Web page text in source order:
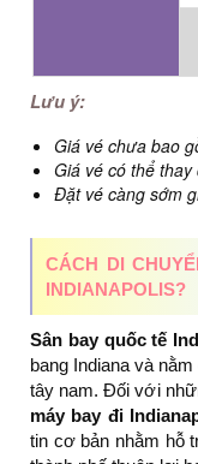
Lưu ý:
Giá vé chưa bao
Giá vé có thể
Đặt vé càng sớm
CÁCH DI
INDIANAPOLIS?
Sân bay quốc tế
bang Indiana và
tây nam. Đối với
máy bay đi
tin cơ bản nhằm hỗ